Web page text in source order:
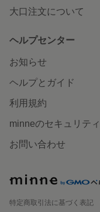
大口注文について
ヘルプセンター
お知らせ
ヘルプとガイド
利用規約
minneのセキュリティ
お問い合わせ
特定商取引法に基づく表記